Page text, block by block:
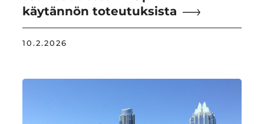
käytännön toteutuksista
10.2.2026